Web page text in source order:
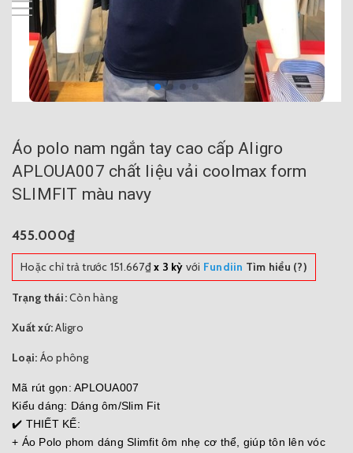
Áo polo nam ngắn tay cao cấp Aligro
APLOUA007 chất liệu vải coolmax form
SLIMFIT màu navy
455.000₫
Hoặc chỉ trả trước 151.667₫x 3 kỳ với Fundiin Tìm hiểu (?)
Trạng thái:Còn hàng
Xuất xứ:Aligro
Loại: Áo phông
Mã rút gọn: APLOUA007
Kiểu dáng: Dáng ôm/Slim Fit
✔️ THIẾT KẾ:
+ Áo Polo phom dáng Slimfit ôm nhẹ cơ thể, giúp tôn lên vóc